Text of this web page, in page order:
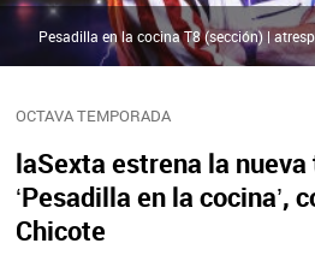
OCTAVA TEMPORADA
laSexta estrena la
‘Pesadilla en la cocina’,
Chicote
Pesadilla en la cocina T8 (sección) |